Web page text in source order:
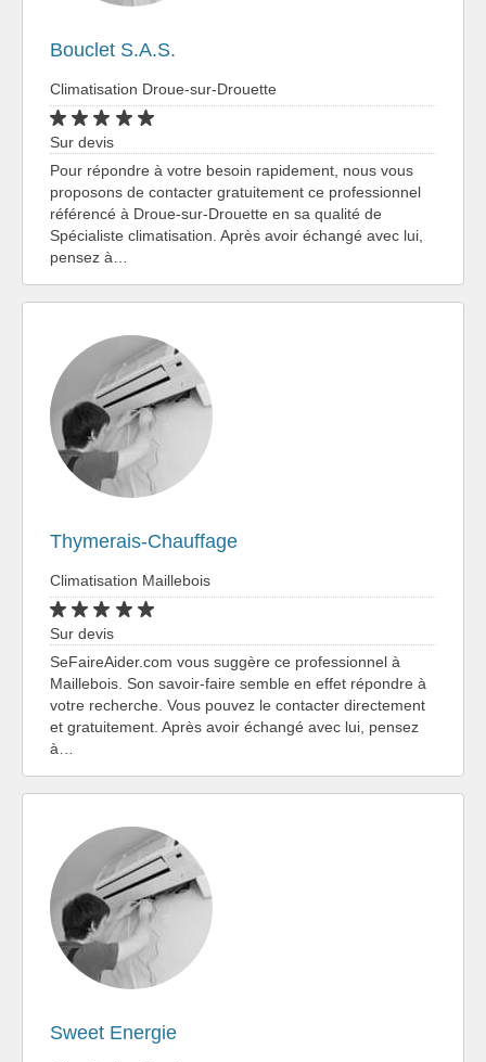
Bouclet S.A.S.
Climatisation Droue-sur-Drouette
Sur devis
Pour répondre à votre besoin rapidement, nous vous
proposons de contacter gratuitement ce professionnel
référencé à Droue-sur-Drouette en sa qualité de
Spécialiste climatisation. Après avoir échangé avec lui,
pensez à…
Thymerais-Chauffage
Climatisation Maillebois
Sur devis
SeFaireAider.com vous suggère ce professionnel à
Maillebois. Son savoir-faire semble en effet répondre à
votre recherche. Vous pouvez le contacter directement
et gratuitement. Après avoir échangé avec lui, pensez
à…
Sweet Energie